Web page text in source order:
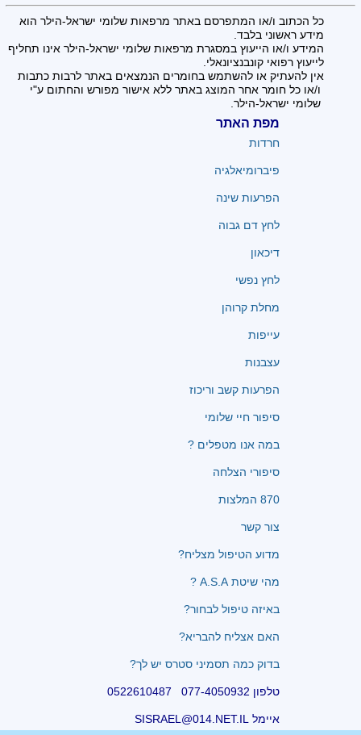
כל הכתוב ו/או המתפרסם באתר מרפאות שלומי ישראל-הילר הוא
מידע ראשוני בלבד.
המידע ו/או הייעוץ במסגרת מרפאות שלומי ישראל-הילר אינו תחליף
לייעוץ רפואי קונבנציונאלי.
אין להעתיק או להשתמש בחומרים הנמצאים באתר לרבות כתבות
ו/או כל חומר אחר המוצג באתר ללא אישור מפורש והחתום ע"י
שלומי ישראל-הילר.
מפת האתר
חרדות
פיברומיאלגיה
הפרעות שינה
לחץ דם גבוה
דיכאון
לחץ נפשי
מחלת קרוהן
עייפות
עצבנות
הפרעות קשב וריכוז
סיפור חיי שלומי
במה אנו מטפלים ?
סיפורי הצלחה
870 המלצות
צור קשר
מדוע הטיפול מצליח?
מהי שיטת A.S.A ?
באיזה טיפול לבחור?
האם אצליח להבריא?
בדוק כמה תסמיני סטרס יש לך?
טלפון 077-4050932 0522610487
איימל SISRAEL@014.NET.IL